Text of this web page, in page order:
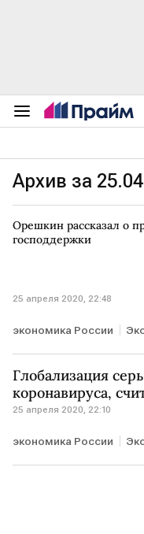
Архив за
Орешкин рассказал о
господдержки
25 апреля 2020, 22:48
экономика России
Антивирус для
Максим Орешкин
Глобализация
коронавируса,
25 апреля 2020, 22:10
экономика России